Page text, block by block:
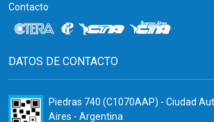
Contacto
DATOS DE CONTACTO
Piedras 740 (C1070AAP) - Ciudad
Aires - Argentina